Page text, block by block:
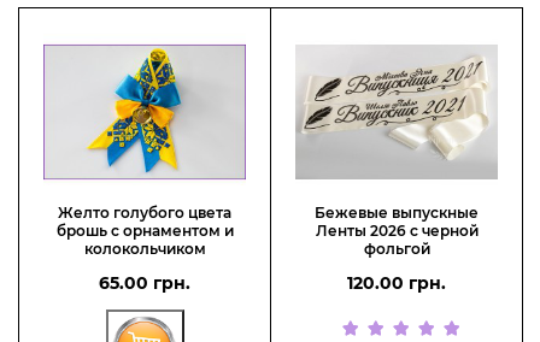
Желто голубого цвета
брошь с орнаментом и
колокольчиком
65.00 грн.
Бежевые выпускные
Ленты 2026 с черной
фольгой
120.00 грн.